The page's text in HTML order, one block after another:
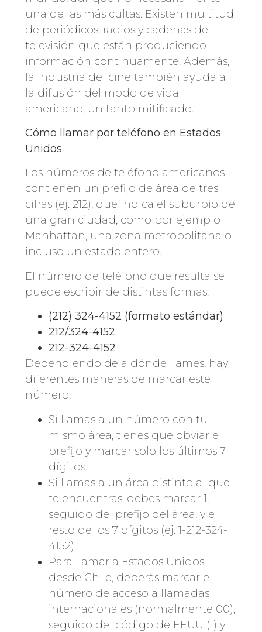
una de las más cultas. Existen multitud
de periódicos, radios y cadenas de
televisión que están produciendo
información continuamente. Además,
la industria del cine también ayuda a
la difusión del modo de vida
americano, un tanto mitificado.
Cómo llamar por teléfono en Estados
Unidos
Los números de teléfono americanos
contienen un prefijo de área de tres
cifras (ej. 212), que indica el suburbio de
una gran ciudad, como por ejemplo
Manhattan, una zona metropolitana o
incluso un estado entero.
El número de teléfono que resulta se
puede escribir de distintas formas:
(212) 324-4152 (formato estándar)
212/324-4152
212-324-4152
Dependiendo de a dónde llames, hay
diferentes maneras de marcar este
número:
Si llamas a un número con tu
mismo área, tienes que obviar el
prefijo y marcar solo los últimos 7
dígitos.
Si llamas a un área distinto al que
te encuentras, debes marcar 1,
seguido del prefijo del área, y el
resto de los 7 dígitos (ej. 1-212-324-
4152).
Para llamar a Estados Unidos
desde Chile, deberás marcar el
número de acceso a llamadas
internacionales (normalmente 00),
seguido del código de EEUU (1) y